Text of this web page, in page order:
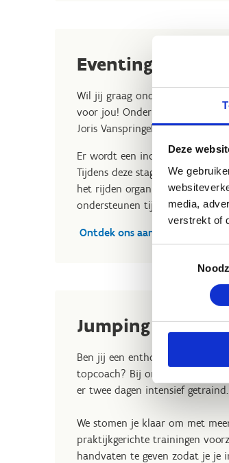
Deze
We
media,
verstrekt of
Eventing
Wil jij graag ondergedompeld
voor jou! Onder leiding van
Joris Vanspringel en Lieve Van
Er wordt een individuele
Tijdens deze stages integreren
het rijden organiseren we ook
ondersteunen tijdens
Ontdek ons aanbod & schrijf je
Jumping
Ben jij een enthousiaste ruiter
topcoach? Bij ons ben je aan
er twee dagen intensief getraind.
We stomen je klaar om met
praktijkgerichte trainingen
handvaten te geven zodat je je